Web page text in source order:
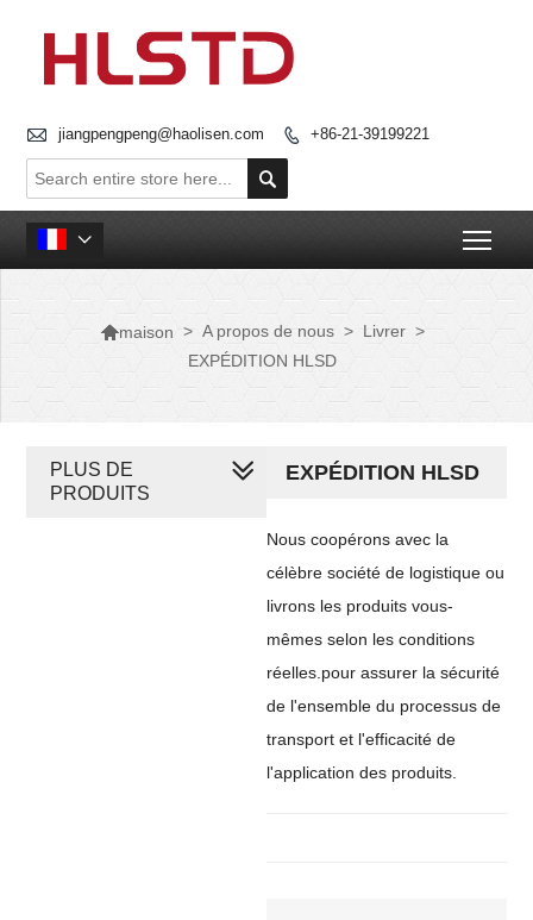
 jiangpengpeng@haolisen.com  +86-21-39199221


maison > A propos de nous > Livrer >
EXPÉDITION HLSD
EXPÉDITION HLSD
Nous coopérons avec la
célèbre société de logistique ou
livrons les produits vous-
mêmes selon les conditions
réelles.pour assurer la sécurité
de l'ensemble du processus de
transport et l'efficacité de
l'application des produits.
PLUS DE
PRODUITS